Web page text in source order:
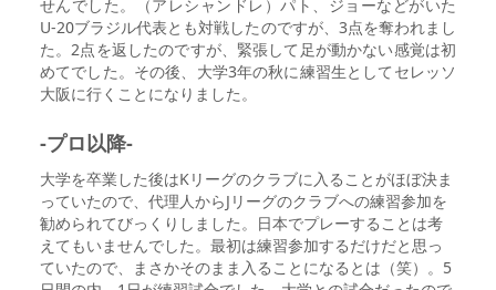
せんでした。（アレシャンドレ）パト、ジョーなどがいた
U-20ブラジル代表とも対戦したのですが、3点を奪われまし
た。2点を返したのですが、緊張して足が動かない感覚は初
めてでした。その後、大学3年の秋に練習生としてセレッソ
大阪に行くことになりました。
-プロ以降-
大学を卒業した後はKリーグのクラブに入ることがほぼ決ま
っていたので、代理人からJリーグのクラブへの練習参加を
勧められてびっくりしました。日本でプレーすることは考
えてもいませんでした。最初は練習参加するだけだと思っ
ていたので、まさかそのまま入ることになるとは（笑）。5